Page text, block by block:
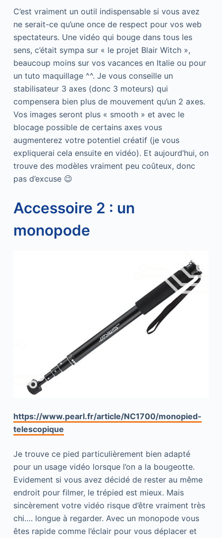
C’est vraiment un outil indispensable si vous avez
ne serait-ce qu’une once de respect pour vos web
spectateurs. Une vidéo qui bouge dans tous les
sens, c’était sympa sur « le projet Blair Witch »,
beaucoup moins sur vos vacances en Italie ou pour
un tuto maquillage ^^. Je vous conseille un
stabilisateur 3 axes (donc 3 moteurs) qui
compensera bien plus de mouvement qu’un 2 axes.
Vos images seront plus « smooth » et avec le
blocage possible de certains axes vous
augmenterez votre potentiel créatif (je vous
expliquerai cela ensuite en vidéo). Et aujourd’hui, on
trouve des modèles vraiment peu coûteux, donc
pas d’excuse 😉
Accessoire 2 : un
monopode
https://www.pearl.fr/article/NC1700/monopied-
telescopique
Je trouve ce pied particulièrement bien adapté
pour un usage vidéo lorsque l’on a la bougeotte.
Evidement si vous avez décidé de rester au même
endroit pour filmer, le trépied est mieux. Mais
sincèrement votre vidéo risque d’être vraiment très
chi…. longue à regarder. Avec un monopode vous
êtes rapide comme l’éclair pour vous déplacer et